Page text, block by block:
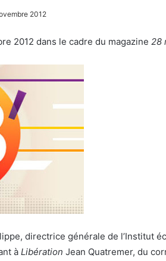
2012
2012 dans le cadre du magazine 28
directrice générale de l’Institut
à Libération Jean Quatremer, du